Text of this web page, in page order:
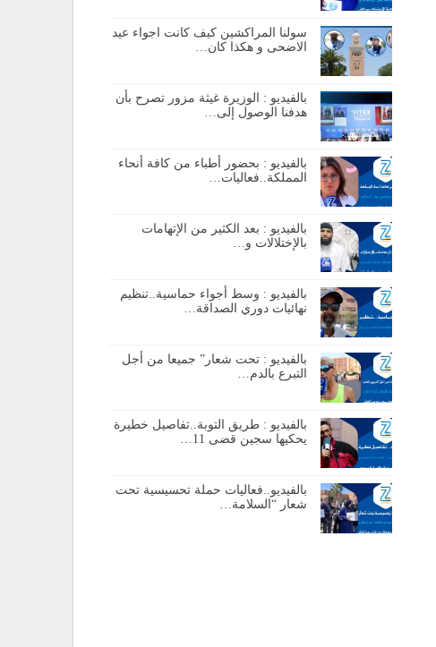
سولنا المراكشين كيف كانت اجواء عيد
الاضحى و هكذا كان…
بالفيديو : الوزيرة غيثة مزور تصرح بأن
هدفنا الوصول إلى…
بالفيديو : بحضور أطباء من كافة أنحاء
المملكة..فعاليات…
بالفيديو : بعد الكثير من الإتهامات
بالإختلالات و…
بالفيديو : وسط أجواء حماسية..تنظيم
نهائيات دوري الصداقة…
بالفيديو : تحت شعار” جميعا من أجل
التبرع بالدم…
بالفيديو : طريق التوبة..تفاصيل خطيرة
يحكيها سجين قضى 11…
بالفيديو..فعاليات حملة تحسيسية تحت
شعار “السلامة…